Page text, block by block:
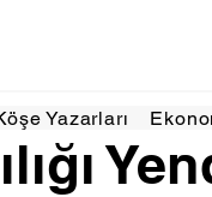
Yazarları